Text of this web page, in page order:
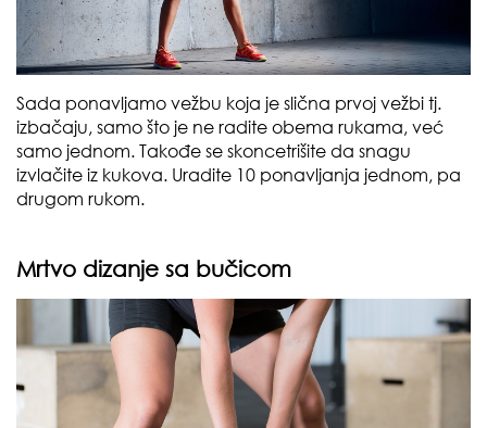
Sada ponavljamo vežbu koja je slična prvoj vežbi tj.
izbačaju, samo što je ne radite obema rukama, već
samo jednom. Takođe se skoncetrišite da snagu
izvlačite iz kukova. Uradite 10 ponavljanja jednom, pa
drugom rukom.
Mrtvo dizanje sa bučicom